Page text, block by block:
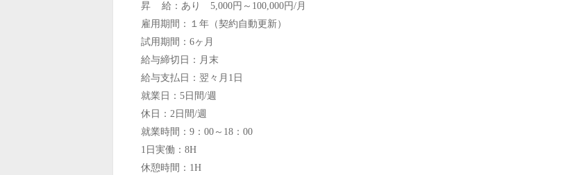
昇 給：あり 5,000円～100,000円/月
雇用期間：１年（契約自動更新）
試用期間：6ヶ月
給与締切日：月末
給与支払日：翌々月1日
就業日：5日間/週
休日：2日間/週
就業時間：9：00～18：00
1日実働：8H
休憩時間：1H